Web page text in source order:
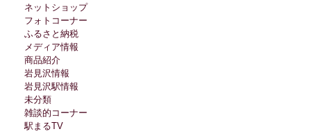
ネットショップ
フォトコーナー
ふるさと納税
メディア情報
商品紹介
岩見沢情報
岩見沢駅情報
未分類
雑談的コーナー
駅まるTV